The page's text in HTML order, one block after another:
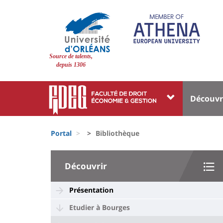
Site
Source de talents,
depuis 1306
Université
Block
liste
des
composantes
Menu
d'Ariane
Portal Bibliothèque
University
Sidebar
Découvrir
Présentation
Etudier à Bourges